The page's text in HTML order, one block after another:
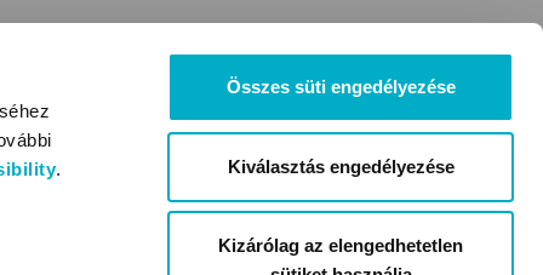
.
Összes süti engedélyezése
Kiválasztás engedélyezése
Kizárólag az elengedhetetlen